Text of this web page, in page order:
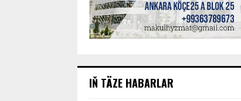
IŇ TÄZE HABARLAR